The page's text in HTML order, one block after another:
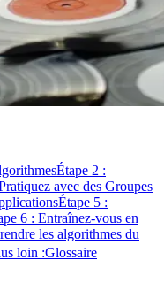
Étape 2 :
avec des Groupes
Étape 5 :
6 : Entraînez-vous en
les algorithmes du
loin :Glossaire